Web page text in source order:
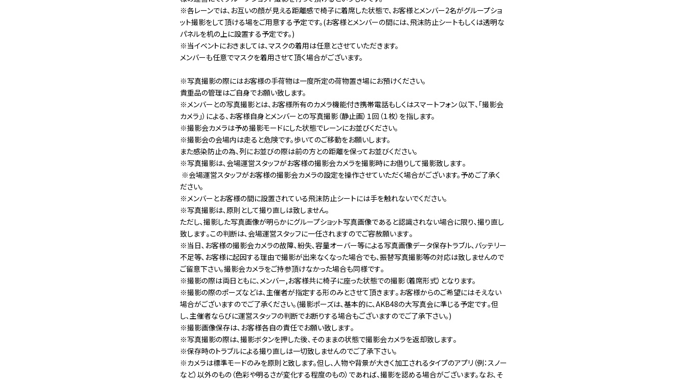
※各レーンでは、お互いの顔が見える距離感で椅子に着席した状態で、お客様とメンバー2名がグループショ
ット撮影をして頂ける場をご用意する予定です。(お客様とメンバーの間には、飛沫防止シートもしくは透明な
パネルを机の上に設置する予定です。)
※当イベントにおきましては、マスクの着用は任意とさせていただきます。
メンバーも任意でマスクを着用させて頂く場合がございます。
※写真撮影の際にはお客様の手荷物は一度所定の荷物置き場にお預けください。
貴重品の管理はご自身でお願い致します。
※メンバーとの写真撮影とは、お客様所有のカメラ機能付き携帯電話もしくはスマートフォン（以下、「撮影会
カメラ」）による、お客様自身とメンバーとの写真撮影（静止画）１回（１枚）を指します。
※撮影会カメラは予め撮影モードにした状態でレーンにお並びください。
※撮影会の会場内は走ると危険です。歩いてのご移動をお願いします。
また感染防止の為、列にお並びの際は前の方との距離を保ってお並びください。
※写真撮影は､会場運営スタッフがお客様の撮影会カメラを撮影時にお借りして撮影致します｡
※会場運営スタッフがお客様の撮影会カメラの設定を操作させていただく場合がございます。予めご了承く
ださい。
※メンバーとお客様の間に設置されている飛沫防止シートには手を触れないでください。
※写真撮影は､原則として撮り直しは致しません｡
ただし､撮影した写真画像が明らかにグループショット写真画像であると認識されない場合に限り､撮り直し
致します｡この判断は､会場運営スタッフに一任されますのでご容赦願います｡
※当日､お客様の撮影会カメラの故障､紛失､容量オーバー等による写真画像データ保存トラブル､バッテリー
不足等､お客様に起因する理由で撮影が出来なくなった場合でも､振替写真撮影等の対応は致しませんので
ご留意下さい｡撮影会カメラをご持参頂けなかった場合も同様です｡
※撮影の際は両日ともに、メンバー,お客様共に椅子に座った状態での撮影（着席形式）となります。
※撮影の際のポーズなどは､主催者が指定する形のみとさせて頂きます｡お客様からのご希望にはそえない
場合がございますのでご了承ください｡(撮影ポーズは､基本的に､AKB48の大写真会に準じる予定です｡但
し､主催者ならびに運営スタッフの判断でお断りする場合もございますのでご了承下さい｡)
※撮影画像保存は､お客様各自の責任でお願い致します｡
※写真撮影の際は､撮影ボタンを押した後､そのままの状態で撮影会カメラを返却致します｡
※保存時のトラブルによる撮り直しは一切致しませんのでご了承下さい｡
※カメラは標準モードのみを原則と致します。但し、人物や背景が大きく加工されるタイプのアプリ（例：スノー
など）以外のもの（色彩や明るさが変化する程度のもの）であれば、撮影を認める場合がございます。なお、そ